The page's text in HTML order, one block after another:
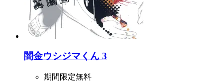
闇金ウシジマくん 3
期間限定無料